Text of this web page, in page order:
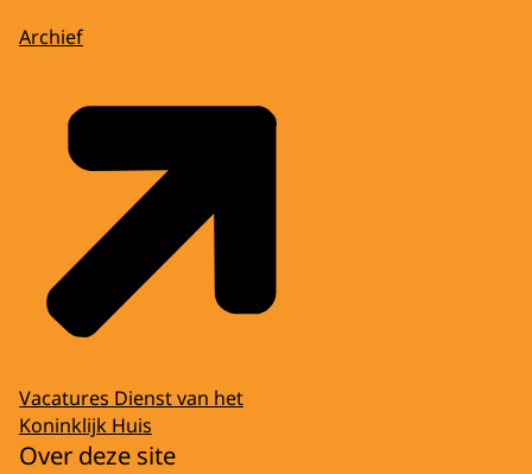
Archief
Vacatures Dienst van het
Koninklijk Huis
Over deze site